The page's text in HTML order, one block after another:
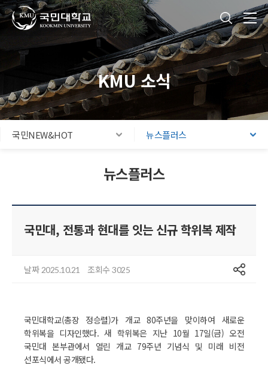
주메뉴 바로가기
본문내용 바로가기
푸터 바로가기
국민대학교
KMU 소식
국민NEW&HOT 뉴스플러스
뉴스플러스
국민대, 전통과 현대를 잇는 신규 학위복 제작
날짜 2025.10.21 조회수 3025 공유
국민대학교(총장 정승렬)가 개교 80주년을 맞이하여 새로운
학위복을 디자인했다. 새 학위복은 지난 10월 17일(금) 오전
국민대 본부관에서 열린 개교 79주년 기념식 및 미래 비전
선포식에서 공개됐다.